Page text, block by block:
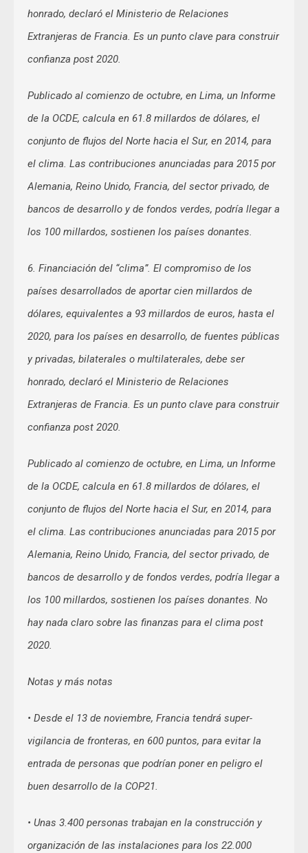
honrado, declaró el Ministerio de Relaciones
Extranjeras de Francia. Es un punto clave para construir
confianza post 2020.
Publicado al comienzo de octubre, en Lima, un Informe
de la OCDE, calcula en 61.8 millardos de dólares, el
conjunto de flujos del Norte hacia el Sur, en 2014, para
el clima. Las contribuciones anunciadas para 2015 por
Alemania, Reino Unido, Francia, del sector privado, de
bancos de desarrollo y de fondos verdes, podría llegar a
los 100 millardos, sostienen los países donantes.
6. Financiación del “clima”. El compromiso de los
países desarrollados de aportar cien millardos de
dólares, equivalentes a 93 millardos de euros, hasta el
2020, para los países en desarrollo, de fuentes públicas
y privadas, bilaterales o multilaterales, debe ser
honrado, declaró el Ministerio de Relaciones
Extranjeras de Francia. Es un punto clave para construir
confianza post 2020.
Publicado al comienzo de octubre, en Lima, un Informe
de la OCDE, calcula en 61.8 millardos de dólares, el
conjunto de flujos del Norte hacia el Sur, en 2014, para
el clima. Las contribuciones anunciadas para 2015 por
Alemania, Reino Unido, Francia, del sector privado, de
bancos de desarrollo y de fondos verdes, podría llegar a
los 100 millardos, sostienen los países donantes. No
hay nada claro sobre las finanzas para el clima post
2020.
Notas y más notas
• Desde el 13 de noviembre, Francia tendrá super-
vigilancia de fronteras, en 600 puntos, para evitar la
entrada de personas que podrían poner en peligro el
buen desarrollo de la COP21.
• Unas 3.400 personas trabajan en la construcción y
organización de las instalaciones para los 22.000